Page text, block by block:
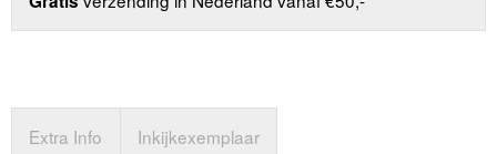
Extra Info Inkijkexemplaar